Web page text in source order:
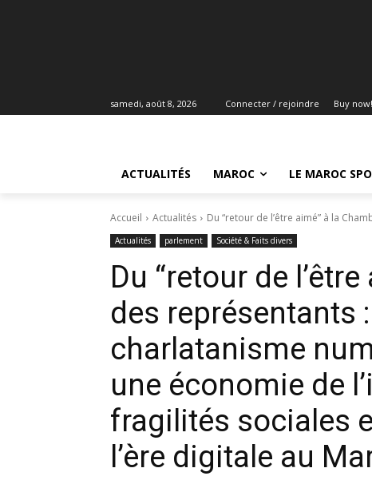
samedi, août 8, 2026 Connecter / rejoindre Buy now!
ACTUALITÉS MAROC LE MAROC
Accueil Actualités Du “retour de l’être aimé” à la
Actualités parlement Société & Faits divers
Du “retour de
des représentants
charlatanisme
une économie de
fragilités sociales
l’ère digitale au